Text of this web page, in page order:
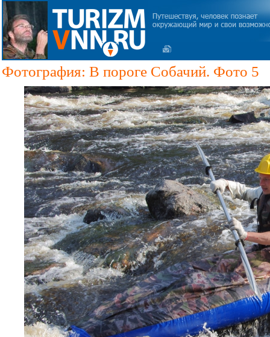
Фотография: В пороге Собачий. Фото 5